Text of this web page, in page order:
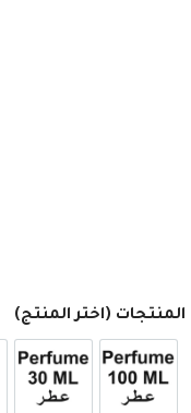
المنتجات (اختر المنتج)
عطر 100ml عطر 30ml